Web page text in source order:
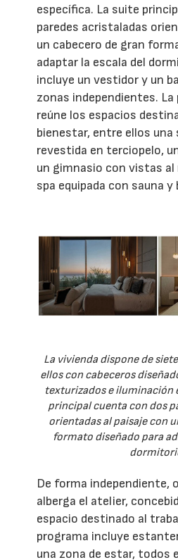
específica. La suite
paredes acristaladas
un cabecero de gran
adaptar la escala del
incluye un vestidor y un
zonas independientes.
reúne los espacios
bienestar, entre ellos una
revestida en terciopelo,
un gimnasio con vistas al
spa equipada con sauna y
La vivienda dispone de
ellos con cabeceros
texturizados e iluminación
principal cuenta con dos
orientadas al paisaje con
formato diseñado para
De forma independiente,
alberga el atelier,
espacio destinado al
programa incluye
una zona de estar, todos